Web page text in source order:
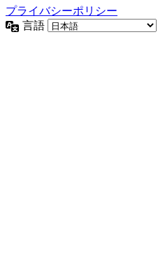
プライバシーポリシー
言語